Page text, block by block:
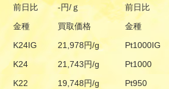
前日比
-円/ｇ 前日比
金種
買取価格 金種
K24IG
21,978円/g Pt1000IG
K24
21,743円/g Pt1000
K22
19,748円/g Pt950